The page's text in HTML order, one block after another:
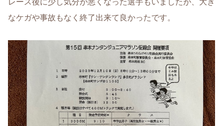
レース後に少し気分が悪くなった選手もいましたが、大き
なケガや事故もなく終了出来て良かったです。